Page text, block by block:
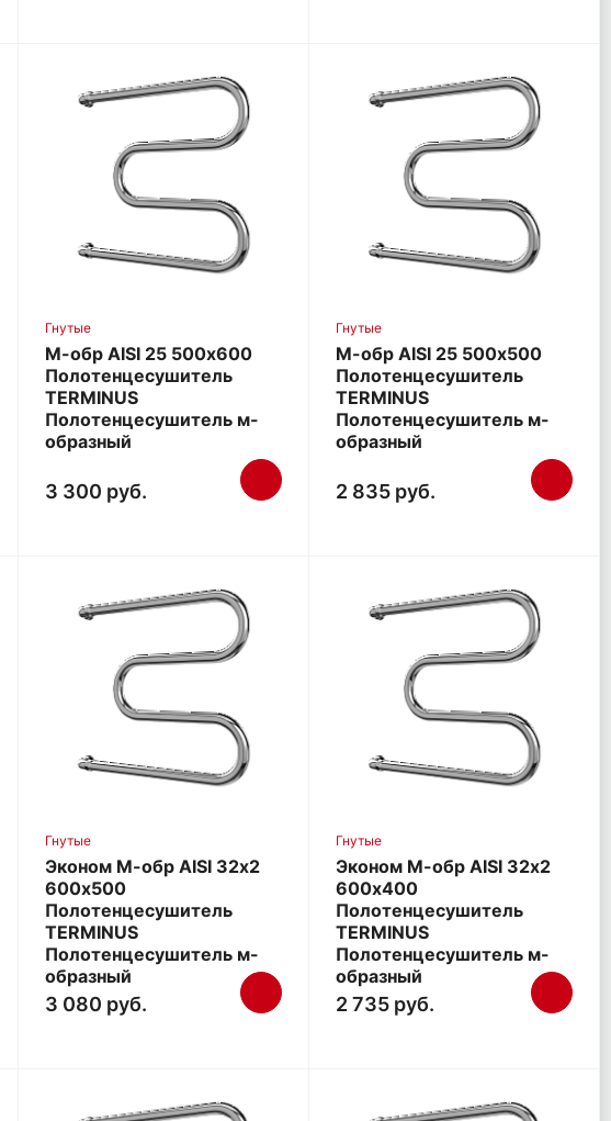
Гнутые
М-обр AISI 25 500х600
Полотенцесушитель
TERMINUS
Полотенцесушитель м-
образный
3 300 руб.
Гнутые
М-обр AISI 25 500х500
Полотенцесушитель
TERMINUS
Полотенцесушитель м-
образный
2 835 руб.
Гнутые
Эконом М-обр AISI 32х2
600х500
Полотенцесушитель
TERMINUS
Полотенцесушитель м-
образный
3 080 руб.
Гнутые
Эконом М-обр AISI 32х2
600х400
Полотенцесушитель
TERMINUS
Полотенцесушитель м-
образный
2 735 руб.